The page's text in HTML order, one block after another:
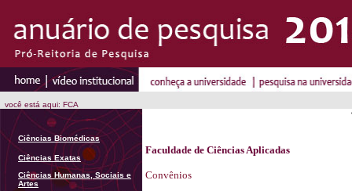
você está aqui: FCA
Ciências Biomédicas
Ciências Exatas
Ciências Humanas, Sociais e
Artes
Faculdade de Ciências Aplicadas
Convênios